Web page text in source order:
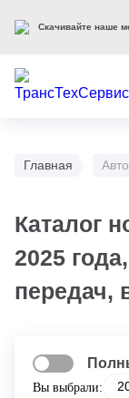
Главная
Каталог
2025
передач,
Вы выбрали:
Скачивайте наше